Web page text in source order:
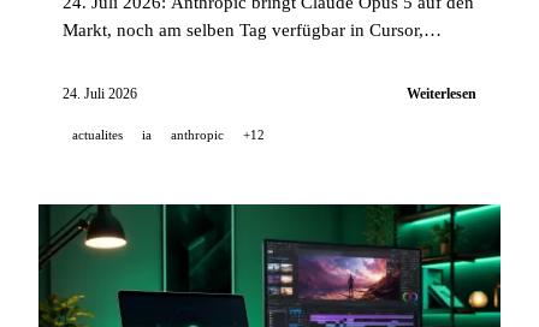
Markt, noch am selben Tag verfügbar in Cursor,
Co-Star als erste Akquisition; Jensen Huang (NVIDIA)
Modellen; xAI orchestriert Hunderte von Agenten
24. Juli 2026 Weiterlesen
actualites ia anthropic +12